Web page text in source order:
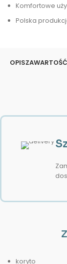
Komfortowe
Polska
OPIS
koryto